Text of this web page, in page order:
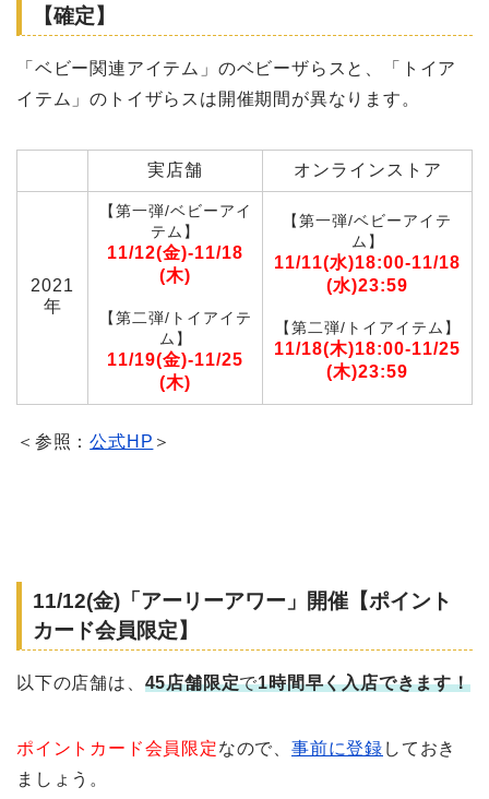
【確定】
「ベビー関連アイテム」のベビーザらスと、「トイア
イテム」のトイザらスは開催期間が異なります。
実店舗 オンラインストア
2021
年
【第一弾/ベビーアイ
テム】
11/12(金)-11/18
(木)
【第二弾/トイアイテ
ム】
11/19(金)-11/25
(木)
【第一弾/ベビーアイテ
ム】
11/11(水)18:00-11/18
(水)23:59
【第二弾/トイアイテム】
11/18(木)18:00-11/25
(木)23:59
＜参照：公式HP ＞
11/12(金)「アーリーアワー」開催【ポイント
カード会員限定】
以下の店舗は、 45店舗限定で1時間早く入店できます！
ポイントカード会員限定なので、事前に登録 しておき
ましょう。